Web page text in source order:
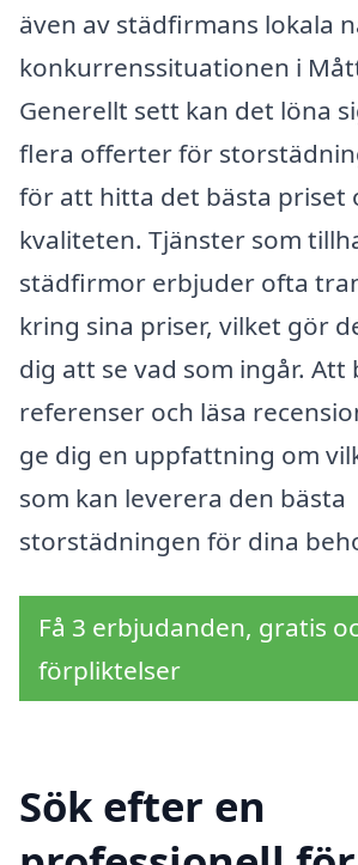
även av städfirmans lokala
konkurrenssituationen i
Generellt sett kan det löna
flera offerter för
för att hitta det bästa priset
kvaliteten. Tjänster som
städfirmor erbjuder ofta
kring sina priser, vilket gör
dig att se vad som ingår. Att
referenser och läsa
ge dig en uppfattning om
som kan leverera den bästa
storstädningen för dina
Få 3 erbjudanden, gratis
förpliktelser
Sök efter en